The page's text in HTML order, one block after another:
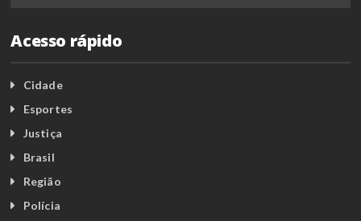
Acesso rápido
Cidade
Esportes
Justiça
Brasil
Região
Polícia